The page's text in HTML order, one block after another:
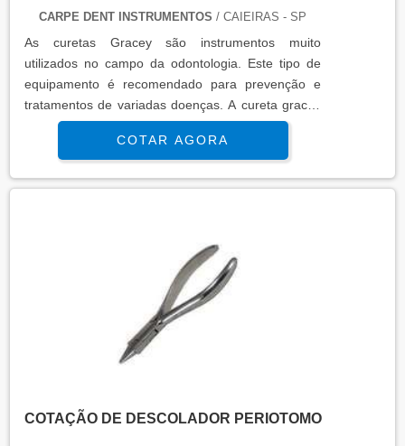
CARPE DENT INSTRUMENTOS / CAIEIRAS - SP
As curetas Gracey são instrumentos muito
utilizados no campo da odontologia. Este tipo de
equipamento é recomendado para prevenção e
tratamentos de variadas doenças. A cureta gracey
tem como característica principal possuir um ponta
em angulação de 60º a 70º, auxiliando desta forma
a efetuação do tratamento.Este tipo de
instrumentos odontológico tem como principal
cureta gracey é fabricado com materiais.
COTAR AGORA
COTAÇÃO DE DESCOLADOR PERIOTOMO